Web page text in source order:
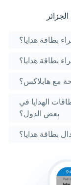
بطاقة هدايا؟
بطاقة هدايا؟
مع هابلاكس؟
الهدايا في
بعض الدول؟
بطاقة هدايا؟